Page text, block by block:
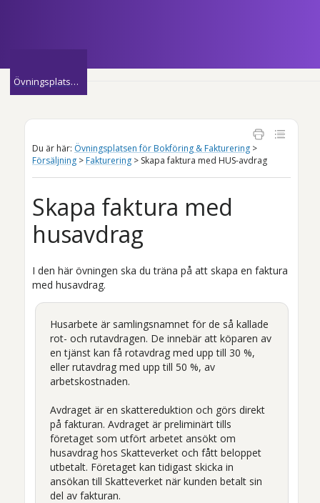
Övningsplatsen för Bokföring & Fakturering
Du är här: Övningsplatsen för Bokföring & Fakturering >
Försäljning > Fakturering > Skapa faktura med HUS-avdrag
Skapa faktura med
husavdrag
I den här övningen ska du träna på att skapa en faktura
med husavdrag.
Husarbete är samlingsnamnet för de så kallade
rot- och rutavdragen. De innebär att köparen av
en tjänst kan få rotavdrag med upp till 30 %,
eller rutavdrag med upp till 50 %, av
arbetskostnaden.
Avdraget är en skattereduktion och görs direkt
på fakturan. Avdraget är preliminärt tills
företaget som utfört arbetet ansökt om
husavdrag hos Skatteverket och fått beloppet
utbetalt. Företaget kan tidigast skicka in
ansökan till Skatteverket när kunden betalt sin
del av fakturan.